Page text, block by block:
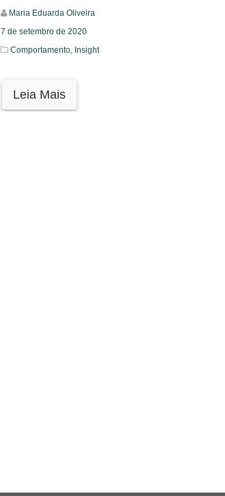
Maria Eduarda Oliveira
7 de setembro de 2020
Comportamento, Insight
Leia Mais